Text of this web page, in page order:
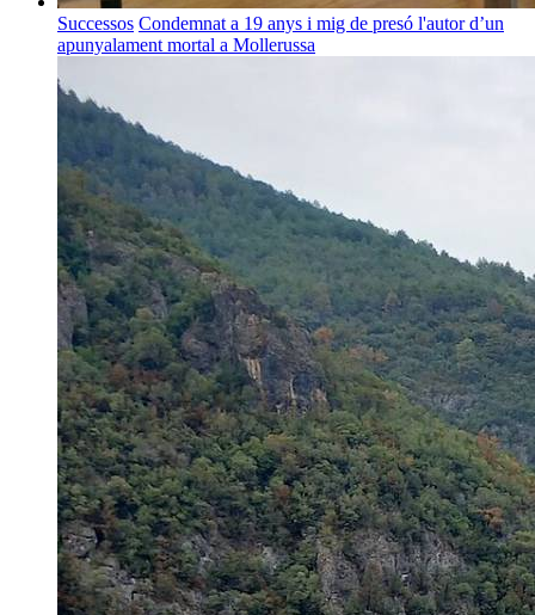
Successos Condemnat a 19 anys i mig de presó l'autor d’un
apunyalament mortal a Mollerussa